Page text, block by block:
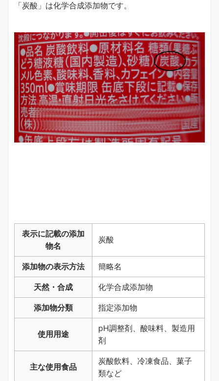
「炭酸」は化学合成添加物です。
表示に記載の添加
物名
炭酸
添加物の表示方法 簡略名
天然・合成 化学合成添加物
添加物分類 指定添加物
使用用途
pH調整剤、酸味料、製造用
剤
主な使用食品
炭酸飲料、冷凍食品、菓子
類など